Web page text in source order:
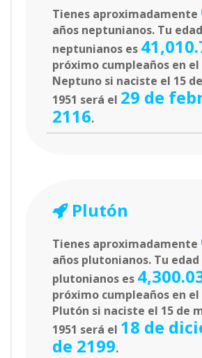
Tienes aproximadamente
años neptunianos. Tu
neptunianos es
próximo cumpleaños en
Neptuno si naciste el 15
1951 será el 29 de
2116.
Plutón
Tienes aproximadamente
años plutonianos. Tu edad
plutonianos es
próximo cumpleaños en
Plutón si naciste el 15 de
1951 será el 18 de
de 2199.